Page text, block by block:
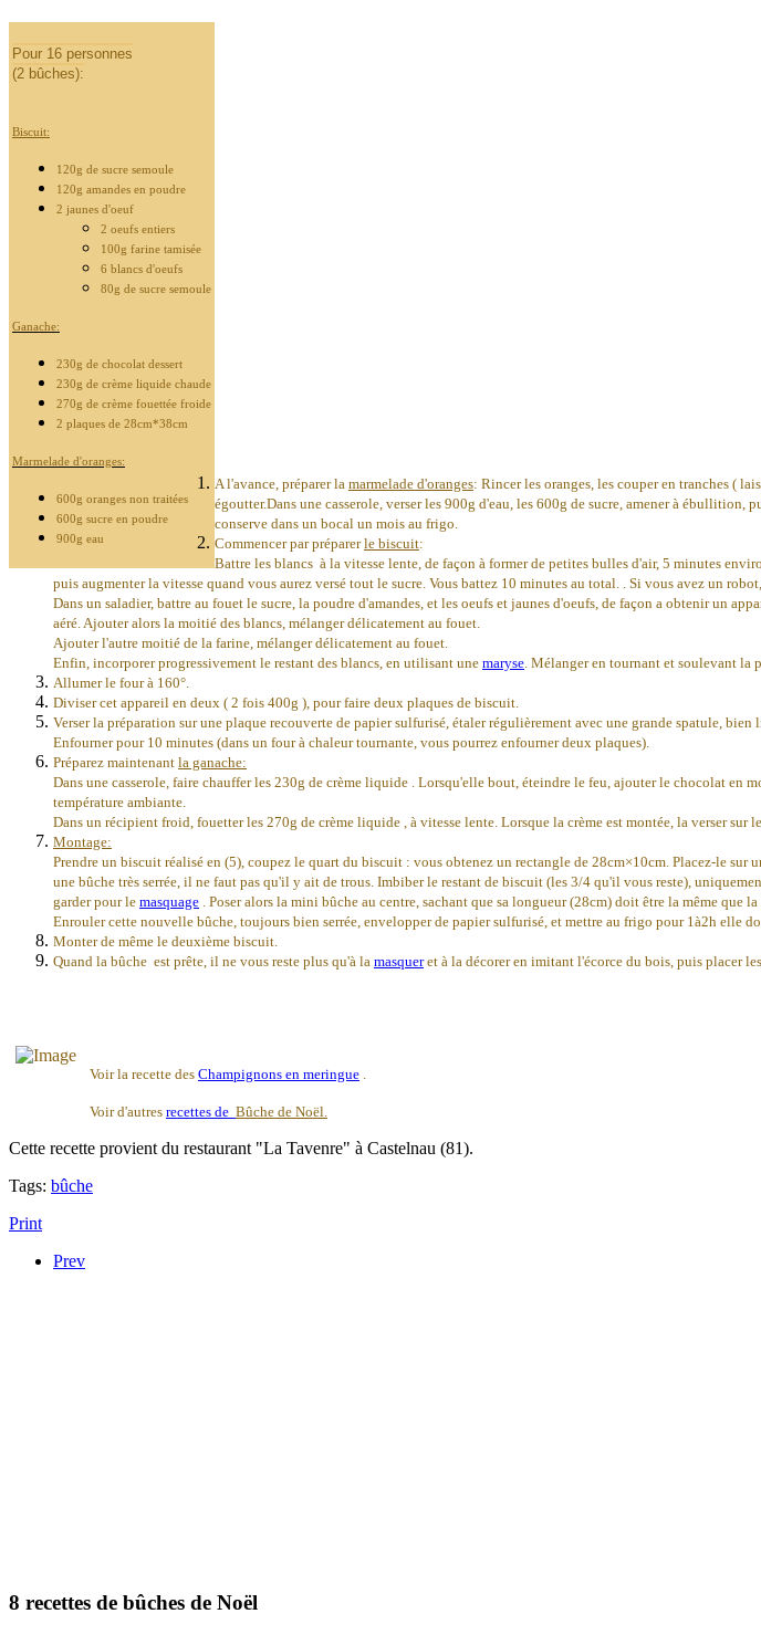
Pour 16 personnes
(2 bûches):
Biscuit:
120g de sucre semoule
120g amandes en poudre
2 jaunes d'oeuf
2 oeufs entiers
100g farine tamisée
6 blancs d'oeufs
80g de sucre semoule
Ganache:
230g de chocolat dessert
230g de crème liquide chaude
270g de crème fouettée froide
2 plaques de 28cm*38cm
Marmelade d'oranges:
600g oranges non traitées
600g sucre en poudre
900g eau
A l'avance, préparer la marmelade d'oranges: Rincer les oranges, les couper en tranches (
égoutter.Dans une casserole, verser les 900g d'eau, les 600g de sucre, amener à
conserve dans un bocal un mois au frigo.
Commencer par préparerle biscuit:
Battre les blancs à la vitesse lente, de façon à former de petites bulles d'air, 5 minutes
puis augmenter la vitesse quand vous aurez versé tout le sucre. Vous battez 10 minutes au total. . Si vous avez un
Dans un saladier, battre au fouet le sucre, la poudre d'amandes, et les oeufs et jaunes d'oeufs, de façon a obtenir un
aéré. Ajouter alors la moitié des blancs, mélanger délicatement au fouet.
Ajouter l'autre moitié de la farine, mélanger délicatement au fouet.
Enfin, incorporer progressivement le restant des blancs, en utilisant une maryse. Mélanger en tournant et soulevant la
Allumer le four à 160°.
Diviser cet appareil en deux ( 2 fois 400g ), pour faire deux plaques de biscuit.
Verser la préparation sur une plaque recouverte de papier sulfurisé, étaler régulièrement avec une grande spatule, bien
Enfourner pour 10 minutes (dans un four à chaleur tournante, vous pourrez enfourner deux plaques).
Préparez maintenant la ganache:
Dans une casserole, faire chauffer les 230g de crème liquide . Lorsqu'elle bout, éteindre le feu, ajouter le chocolat
température ambiante.
Dans un récipient froid, fouetter les 270g de crème liquide , à vitesse lente. Lorsque la crème est montée, la verser sur
Montage:
Prendre un biscuit réalisé en (5), coupez le quart du biscuit : vous obtenez un rectangle de 28cm×10cm. Placez-le
une bûche très serrée, il ne faut pas qu'il y ait de trous. Imbiber le restant de biscuit (les 3/4 qu'il vous reste),
garder pour le masquage . Poser alors la mini bûche au centre, sachant que sa longueur (28cm) doit être la même que
Enrouler cette nouvelle bûche, toujours bien serrée, envelopper de papier sulfurisé, et mettre au frigo pour 1à2h elle
Monter de même le deuxième biscuit.
Quand la bûche est prête, il ne vous reste plus qu'à la masqueret à la décorer en imitant l'écorce du bois, puis placer
Voir la recette des Champignons en meringue .
Voir d'autres recettes de Bûche de Noël.
Cette recette provient du restaurant "La Tavenre" à Castelnau (81).
Tags: bûche
Print
Prev
8 recettes de bûches de Noël